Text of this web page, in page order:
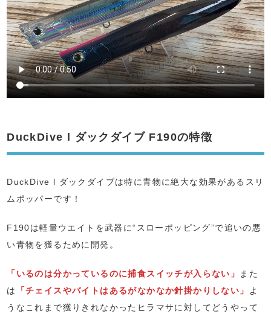
DuckDive l ダックダイブ F190の特徴
DuckDive l ダックダイブは特に青物に絶大な効果があるスリ
ムポッパーです！
F190は軽量ウエイトを武器に“スローポッピング”で追いの悪
い青物を獲るために開発。
「いるのは分かっているのに捕食スイッチが入らない」
また
は
「チェイスやバイトはあるがなかなか針掛かりしない」
よ
うなこれまで獲りきれなかったヒラマサに対してどうやって